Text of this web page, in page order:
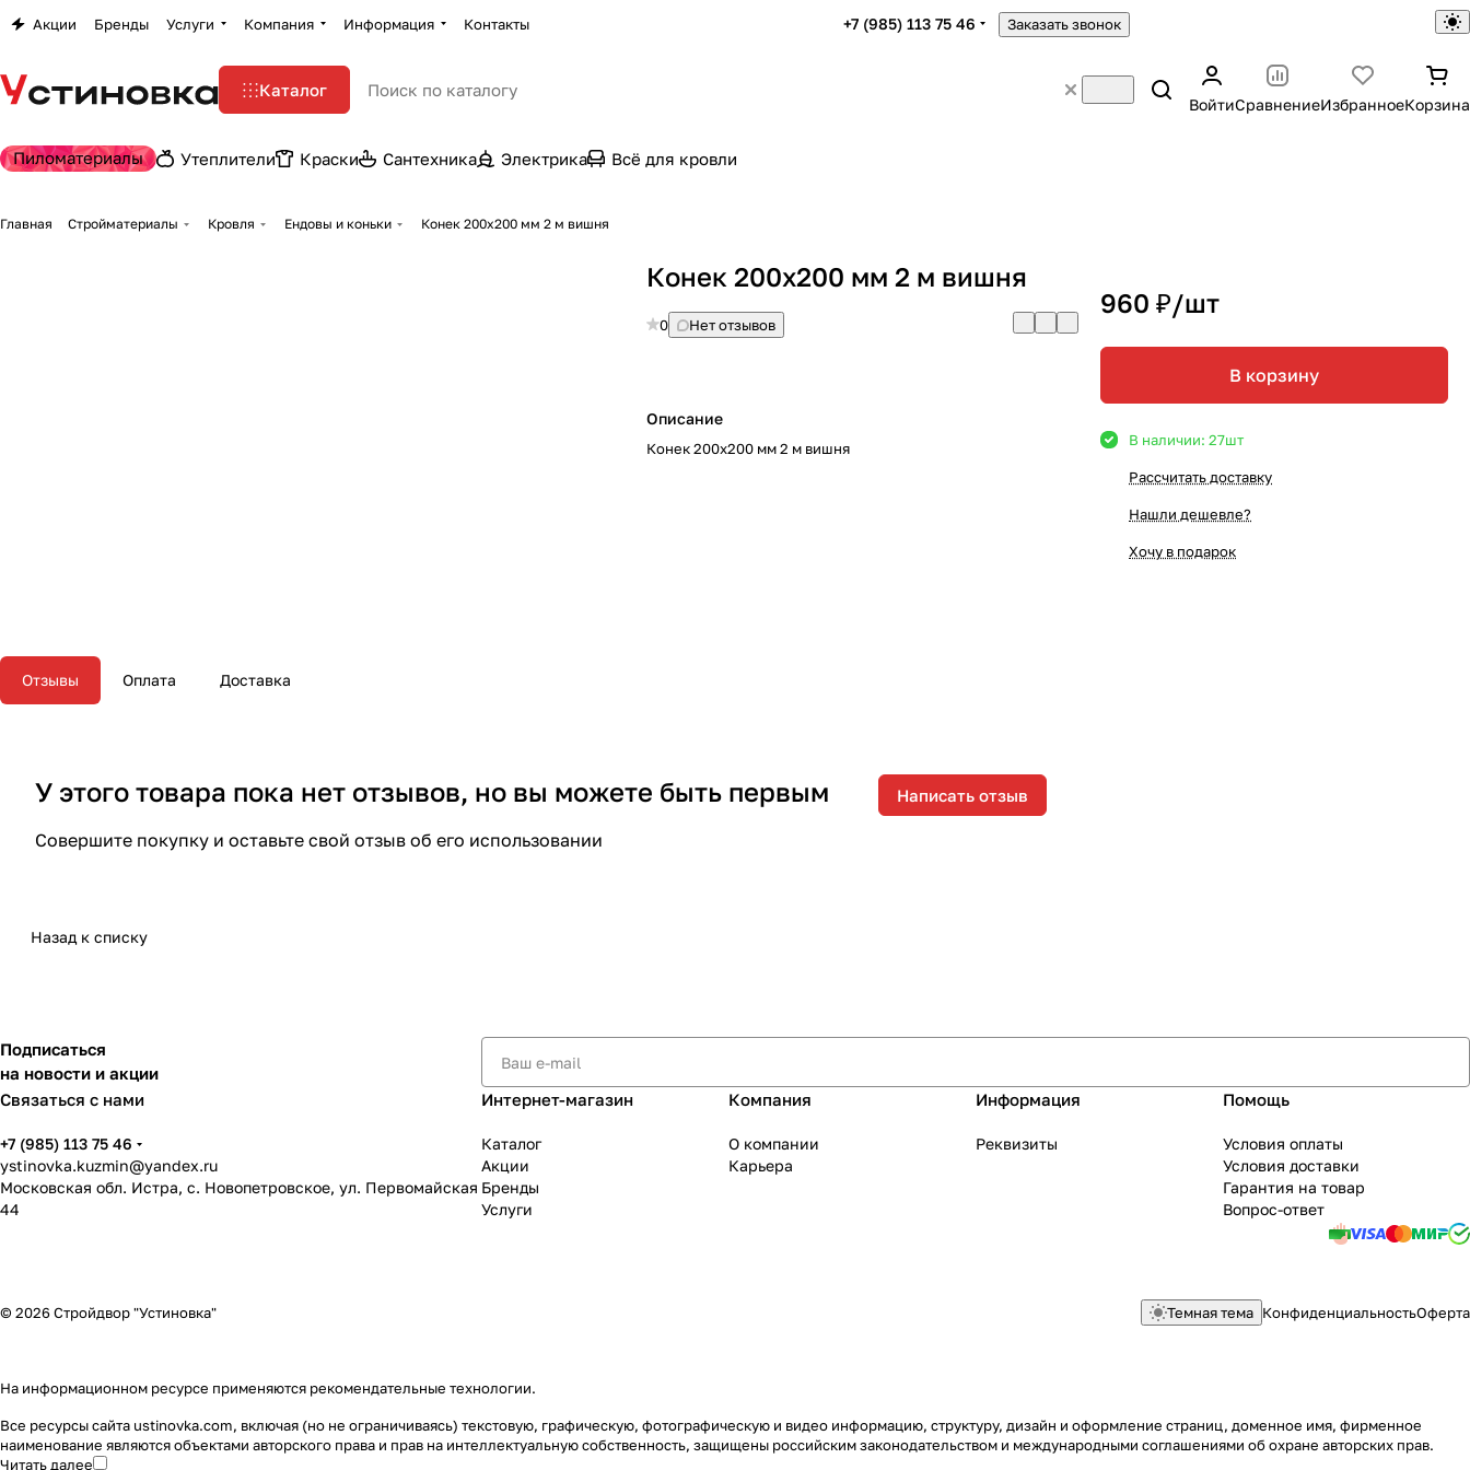
Акции Бренды Услуги Компания Информация Контакты +7 (985) 113 75 46 Заказать звонок
Каталог
ВойтиСравнениеИзбранноеКорзина
Пиломатериалы Утеплители Краски Сантехника Электрика Всё для кровли
Главная Стройматериалы Кровля Ендовы и коньки Конек 200х200 мм 2 м вишня
Конек 200х200 мм 2 м вишня
0 Нет отзывов
Описание
Конек 200х200 мм 2 м вишня
960 ₽/шт
В корзину
В наличии: 27шт
Рассчитать доставку
Нашли дешевле?
Хочу в подарок
Отзывы Оплата Доставка
У этого товара пока нет отзывов, но вы можете быть первым
Совершите покупку и оставьте свой отзыв об его использовании
Написать отзыв
Назад к списку
Подписаться
на новости и акции
Связаться с нами
+7 (985) 113 75 46
ystinovka.kuzmin@yandex.ru
Московская обл. Истра, с. Новопетровское, ул. Первомайская
44
Интернет-магазин
Каталог
Акции
Бренды
Услуги
Компания
О компании
Карьера
Информация
Реквизиты
Помощь
Условия оплаты
Условия доставки
Гарантия на товар
Вопрос-ответ
© 2026 Стройдвор "Устиновка" Темная тема КонфиденциальностьОферта
На информационном ресурсе применяются рекомендательные технологии.
Все ресурсы сайта ustinovka.com, включая (но не ограничиваясь) текстовую, графическую, фотографическую и видео информацию, структуру, дизайн и оформление страниц, доменное имя, фирменное
наименование являются объектами авторского права и прав на интеллектуальную собственность, защищены российским законодательством и международными соглашениями об охране авторских прав.
Читать далее